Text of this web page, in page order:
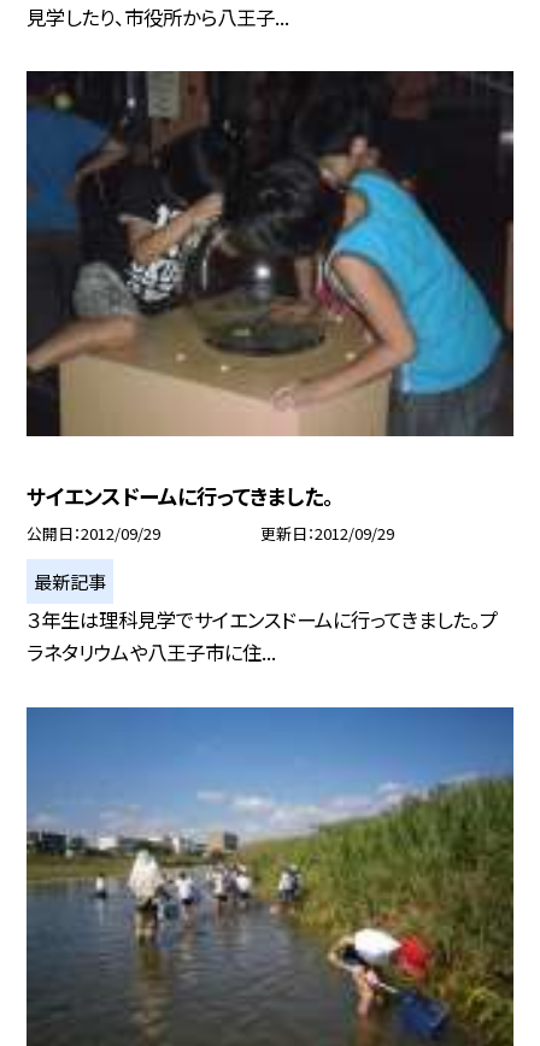
見学したり、市役所から八王子...
サイエンスドームに行ってきました。
公開日 2012/09/29 更新日 2012/09/29
最新記事
３年生は理科見学でサイエンスドームに行ってきました。プ
ラネタリウムや八王子市に住...